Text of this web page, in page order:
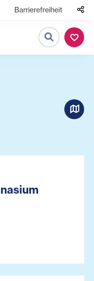
Barrierefreiheit
Suche
Filter